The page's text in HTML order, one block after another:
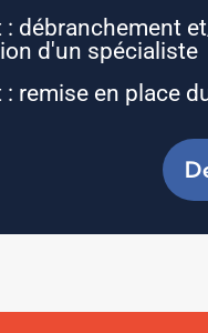
: débranchement
d'un spécialiste
: remise en place